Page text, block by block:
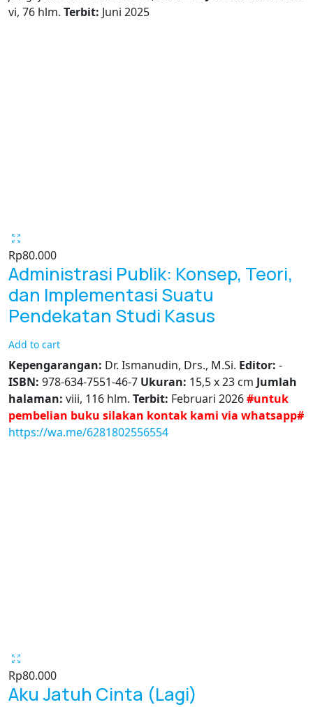
vi, 76 hlm. Terbit: Juni 2025
Rp80.000
Administrasi Publik: Konsep, Teori,
dan Implementasi Suatu
Pendekatan Studi Kasus
Add to cart
Kepengarangan: Dr. Ismanudin, Drs., M.Si. Editor: -
ISBN: 978-634-7551-46-7 Ukuran: 15,5 x 23 cm Jumlah
halaman: viii, 116 hlm. Terbit: Februari 2026#untuk
pembelian buku silakan kontak kami via whatsapp#
https://wa.me/6281802556554
Rp80.000
Aku Jatuh Cinta (Lagi)